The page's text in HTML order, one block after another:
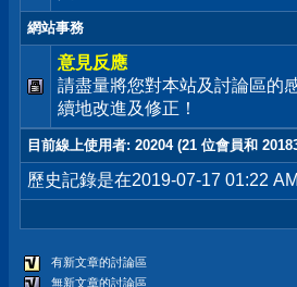
網站事務
意見反應
請盡量將您對本站及討論區的
續地改進及修正！
目前線上使用者: 20204 (21 位會員和
歷史記錄是在2019-07-17 01:22
有新文章的討論區
無新文章的討論區